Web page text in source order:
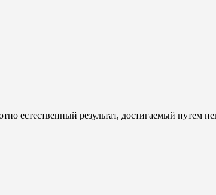
естественный результат, достигаемый путем